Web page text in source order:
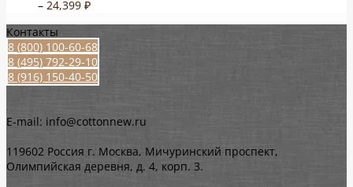
– 24,399 ₽Диапазон
15,899 ₽
–
24,399 ₽
Контакты
8 (800) 100-60-68
8 (495) 792-29-10
8 (916) 150-40-50
E-mail: info@cottonnew.ru
119602 Россия г. Москва, Мичуринский проспект,
Олимпийская деревня, д. 4, корп. 3.